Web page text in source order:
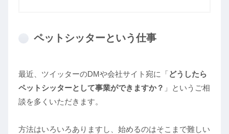
ペットシッターという仕事
最近、ツイッターのDMや会社サイト宛に「どうしたら
ペットシッターとして事業ができますか？ 」というご相
談を多くいただきます。
方法はいろいろありますし、始めるのはそこまで難しい